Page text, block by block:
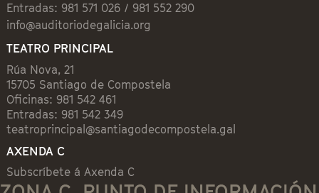
Entradas: 981 571 026 / 981 552 290
info@auditoriodegalicia.org
TEATRO PRINCIPAL
Rúa Nova, 21
15705 Santiago de Compostela
Oficinas: 981 542 461
Entradas: 981 542 349
teatroprincipal@santiagodecompostela.gal
AXENDA C
Subscríbete á Axenda C